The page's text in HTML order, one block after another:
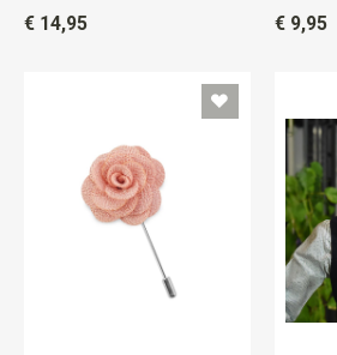
€ 14,95
€ 9,95